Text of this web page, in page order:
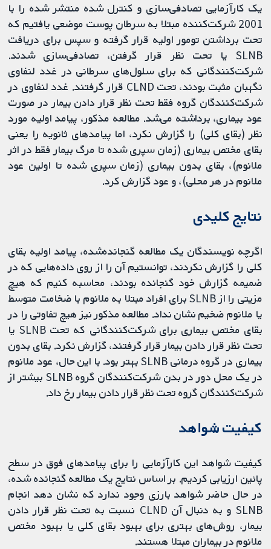
یک کارآزمایی تصادفی‌سازی و کنترل شده منتشر شده را با
2001 شرکت‌کننده مبتلا به سرطان پوست موضعی یافتیم که
تحت برداشتن تومور اولیه قرار گرفته و سپس برای دریافت
SLNB یا تحت نظر قرار گرفتن، تصادفی‌سازی شدند.
شرکت‌کنندگانی که برای سلول‌های سرطانی در غدد لنفاوی
نگهبان مثبت بودند، تحت CLND قرار گرفتند. غدد لنفاوی در
شرکت‌کنندگان گروه فقط تحت نظر قرار دادن بیمار در صورت
عود بیماری، برداشته می‌شد. مطالعه مذکور، پیامد اولیه مورد
نظر (بقای کلی) را گزارش نکرد، اما پیامدهای ثانویه را یعنی
بقای مختص بیماری (زمان سپری شده تا مرگ بیمار فقط در اثر
ملانوم)، بقای بدون بیماری (زمان سپری شده تا اولین عود
ملانوم در هر محلی)، و عود گزارش کرد.
نتایج کلیدی
اگرچه نویسندگان یک مطالعه گنجانده‌شده، پیامد اولیه بقای
کلی را گزارش نکردند، توانستیم آن را از روی داده‌هایی که در
ضمیمه گزارش خود گنجانده بودند، محاسبه کنیم که هیچ
مزیتی را از SLNB برای افراد مبتلا به ملانوم با ضخامت متوسط
یا ملانوم ضخیم نشان نداد. مطالعه مذکور نیز هیچ تفاوتی را در
بقای مختص بیماری برای شرکت‌کنندگانی که تحت SLNB یا
تحت نظر قرار دادن بیمار قرار گرفتند، گزارش نکرد. بقای بدون
بیماری در گروه درمانی SLNB بهتر بود. با این حال، عود ملانوم
در یک محل دور در بدن شرکت‌کنندگان گروه SLNB بیشتر از
شرکت‏‌کنندگان گروه تحت نظر قرار دادن بیمار رخ داد.
کیفیت شواهد
کیفیت شواهد این کارآزمایی را برای پیامدهای فوق در سطح
پائین ارزیابی کردیم. بر اساس نتایج یک مطالعه گنجانده شده،
در حال حاضر شواهد بارزی وجود ندارد که نشان دهد انجام
SLNB و به دنبال آن CLND نسبت به تحت نظر قرار دادن
بیمار، روش‌های بهتری برای بهبود بقای کلی یا بهبود مختص
ملانوم در بیماران مبتلا هستند.